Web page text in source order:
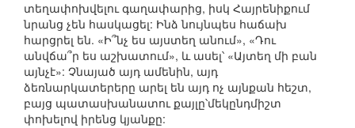
տեղափոխվելու գաղափարից, իսկ Հայրենիքում
նրանց չեն հասկացել: Ինձ նույնպես հաճախ
հարցրել են. «Ի՞նչ ես այստեղ անում», «Դու
անվճա՞ր ես աշխատում», և ասել՝ «Այտեղ մի բան
այնչէ»: Չնայած այդ ամենին, այդ
ձեռնարկատերերը արել են այդ ոչ այնքան հեշտ,
բայց պատասխանատու քայլը՝մեկընդմիշտ
փոխելով իրենց կյանքը: